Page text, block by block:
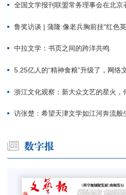
全国文学报刊联盟常务理事会在北京
鲁奖访谈 | 蒲隆:像老兵胸前挂"红色
中拉文学：书页之间的跨洋共鸣
5.25亿人的“精神食粮”升级了，网络
浙江文化观察：新大众文艺的星火，
访张楚：希望天津文学如江河奔流般